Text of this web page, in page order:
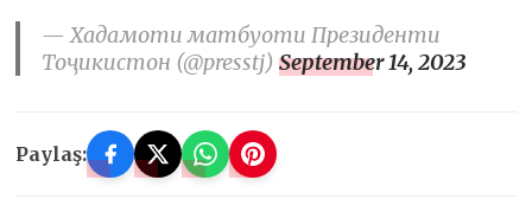
— Хадамоти матбуоти Президенти
Тоҷикистон (@presstj)September 14, 2023
Paylaş: